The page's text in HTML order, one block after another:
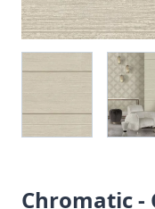
Chromatic -